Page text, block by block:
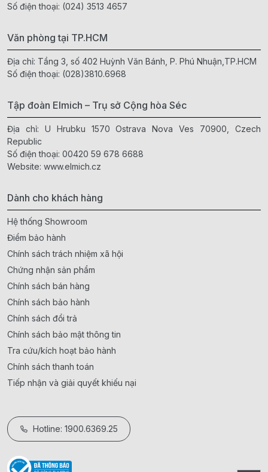
Số điện thoại: (024) 3513 4657
Văn phòng tại TP.HCM
Địa chỉ: Tầng 3, số 402 Huỳnh Văn Bánh, P. Phú Nhuận,TP.HCM
Số điện thoại: (028)3810.6968
Tập đoàn Elmich – Trụ sở Cộng hòa Séc
Địa chỉ: U Hrubku 1570 Ostrava Nova Ves 70900, Czech
Republic
Số điện thoại: 00420 59 678 6688
Website: www.elmich.cz
Dành cho khách hàng
Hệ thống Showroom
Điểm bảo hành
Chính sách trách nhiệm xã hội
Chứng nhận sản phẩm
Chính sách bán hàng
Chính sách bảo hành
Chính sách đổi trả
Chính sách bảo mật thông tin
Tra cứu/kích hoạt bảo hành
Chính sách thanh toán
Tiếp nhận và giải quyết khiếu nại
Hotline: 1900.6369.25